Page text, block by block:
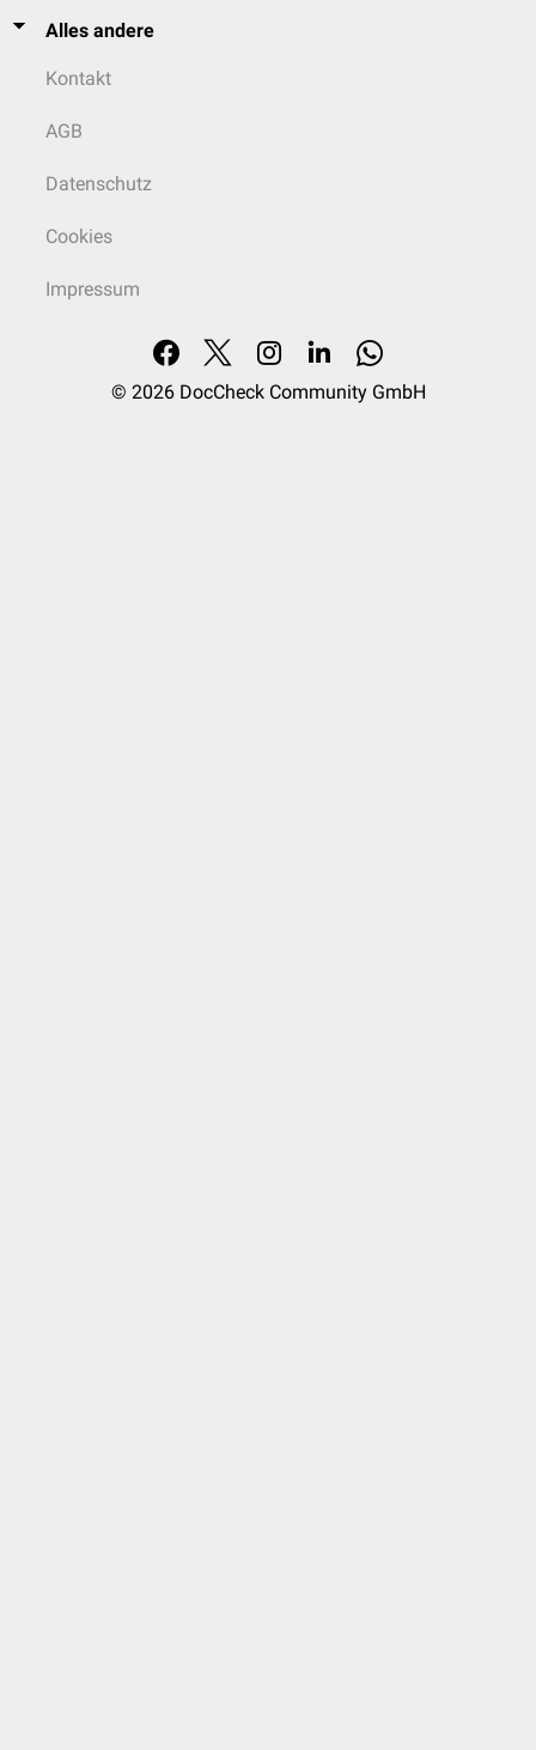
Alles andere
Kontakt
AGB
Datenschutz
Cookies
Impressum
© 2026 DocCheck Community GmbH